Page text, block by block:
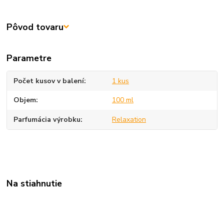
Pôvod tovaru
Parametre
Počet kusov v balení 1 kus
Objem 100 ml
Parfumácia výrobku Relaxation
Na stiahnutie